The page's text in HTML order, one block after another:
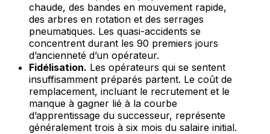
chaude, des bandes en mouvement rapide,
des arbres en rotation et des serrages
pneumatiques. Les quasi-accidents se
concentrent durant les 90 premiers jours
d’ancienneté d’un opérateur.
Fidélisation. Les opérateurs qui se sentent
insuffisamment préparés partent. Le coût de
remplacement, incluant le recrutement et le
manque à gagner lié à la courbe
d’apprentissage du successeur, représente
généralement trois à six mois du salaire initial.